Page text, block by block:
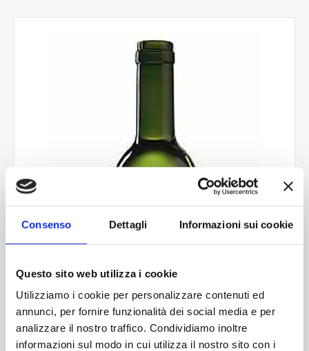
Consenso Dettagli Informazioni sui cookie
Questo sito web utilizza i cookie
Utilizziamo i cookie per personalizzare contenuti ed
annunci, per fornire funzionalità dei social media e per
analizzare il nostro traffico. Condividiamo inoltre
informazioni sul modo in cui utilizza il nostro sito con i